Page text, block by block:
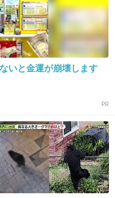
-4
いと金運が崩壊します
PR